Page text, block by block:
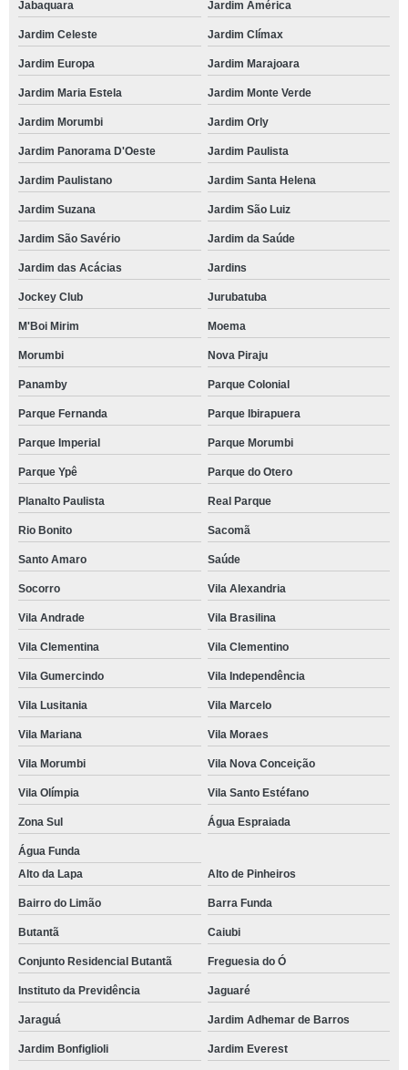
Jabaquara Jardim América
Jardim Celeste Jardim Clímax
Jardim Europa Jardim Marajoara
Jardim Maria Estela Jardim Monte Verde
Jardim Morumbi Jardim Orly
Jardim Panorama D'Oeste Jardim Paulista
Jardim Paulistano Jardim Santa Helena
Jardim Suzana Jardim São Luiz
Jardim São Savério Jardim da Saúde
Jardim das Acácias Jardins
Jockey Club Jurubatuba
M'Boi Mirim Moema
Morumbi Nova Piraju
Panamby Parque Colonial
Parque Fernanda Parque Ibirapuera
Parque Imperial Parque Morumbi
Parque Ypê Parque do Otero
Planalto Paulista Real Parque
Rio Bonito Sacomã
Santo Amaro Saúde
Socorro Vila Alexandria
Vila Andrade Vila Brasilina
Vila Clementina Vila Clementino
Vila Gumercindo Vila Independência
Vila Lusitania Vila Marcelo
Vila Mariana Vila Moraes
Vila Morumbi Vila Nova Conceição
Vila Olímpia Vila Santo Estéfano
Zona Sul Água Espraiada
Água Funda
Alto da Lapa
Alto de Pinheiros
Bairro do Limão Barra Funda
Butantã Caiubi
Conjunto Residencial Butantã Freguesia do Ó
Instituto da Previdência Jaguaré
Jaraguá Jardim Adhemar de Barros
Jardim Bonfiglioli Jardim Everest